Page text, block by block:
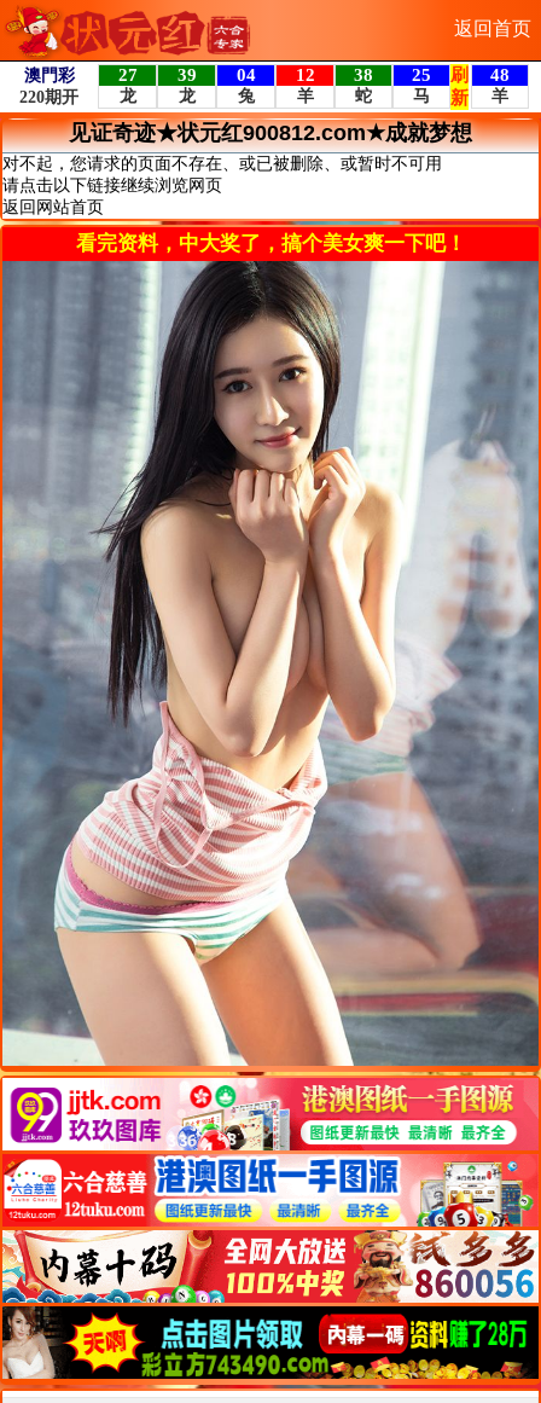
返回首页
见证奇迹★状元红900812.com★成就梦想
对不起，您请求的页面不存在、或已被删除、或暂时不可用
请点击以下链接继续浏览网页
返回网站首页
看完资料，中大奖了，搞个美女爽一下吧！